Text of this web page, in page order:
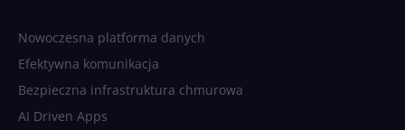
Nowoczesna platforma danych
Efektywna komunikacja
Bezpieczna infrastruktura chmurowa
AI Driven Apps